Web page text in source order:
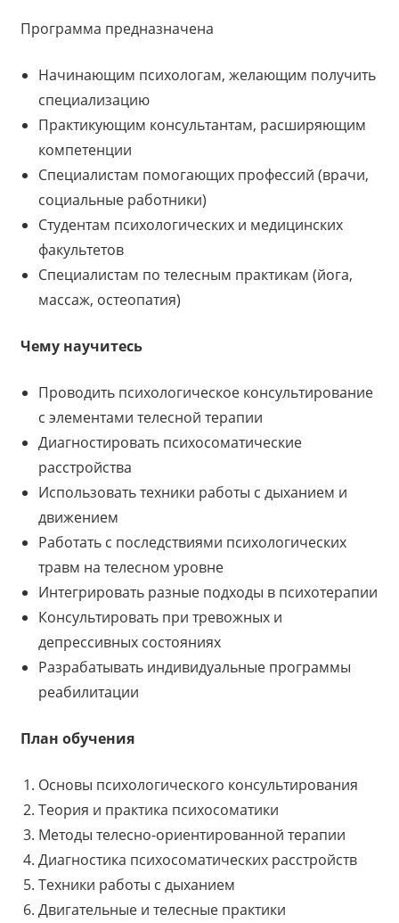
Программа предназначена
Начинающим психологам, желающим получить
специализацию
Практикующим консультантам, расширяющим
компетенции
Специалистам помогающих профессий (врачи,
социальные работники)
Студентам психологических и медицинских
факультетов
Специалистам по телесным практикам (йога,
массаж, остеопатия)
Чему научитесь
Проводить психологическое консультирование
с элементами телесной терапии
Диагностировать психосоматические
расстройства
Использовать техники работы с дыханием и
движением
Работать с последствиями психологических
травм на телесном уровне
Интегрировать разные подходы в психотерапии
Консультировать при тревожных и
депрессивных состояниях
Разрабатывать индивидуальные программы
реабилитации
План обучения
Основы психологического консультирования
Теория и практика психосоматики
Методы телесно-ориентированной терапии
Диагностика психосоматических расстройств
Техники работы с дыханием
Двигательные и телесные практики